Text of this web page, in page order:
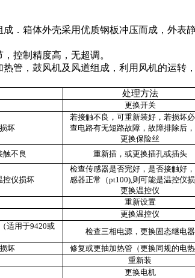
．箱体外壳采用优质钢板冲压而成，外
控制精度高，无超调。
热管，鼓风机及风道组成，利用风机的运转
处理方法
更换开关
坏
若接触不良，可重新装好，若损坏
查电路有无短路故障，故障排除后
更换保险丝
触不良
重新插，或更换插孔或插头
控仪损坏
检查传感器是否完好，是否接触好
感器正常（pt100),则可能是温控仪损
更换温控仪
重新设置
更换温控仪
适用于9420或
检查三相电源，更换固态继电器
坏
修复或更抽加热管（更换同规的电热
重新装
更换电机